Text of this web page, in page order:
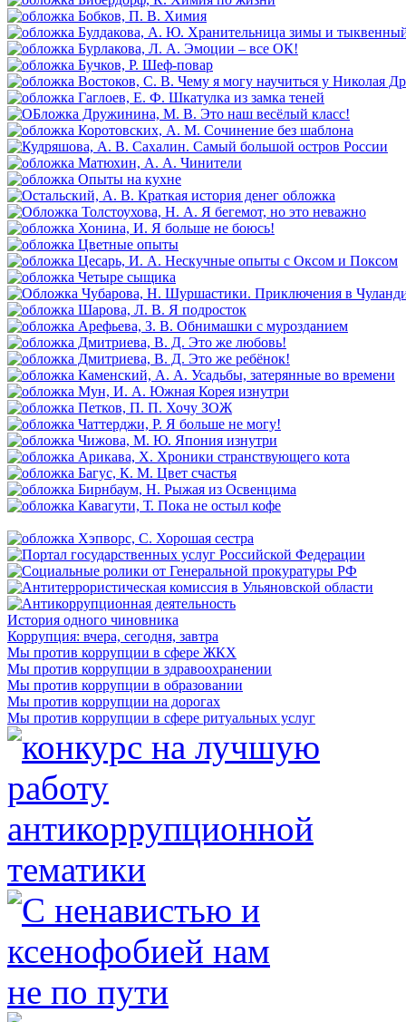
История одного чиновника
Коррупция: вчера, сегодня, завтра
Мы против коррупции в сфере ЖКХ
Мы против коррупции в здравоохранении
Мы против коррупции в образовании
Мы против коррупции на дорогах
Мы против коррупции в сфере ритуальных услуг